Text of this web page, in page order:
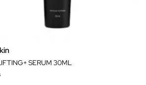
SERUM 30ML